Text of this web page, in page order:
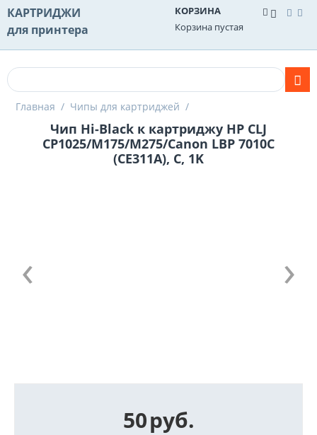
КАРТРИДЖИ
для принтера
КОРЗИНА
Корзина пустая
Главная / Чипы для картриджей /
Чип Hi-Black к картриджу HP CLJ
CP1025/M175/M275/Canon LBP 7010C
(CE311A), C, 1K
50руб.